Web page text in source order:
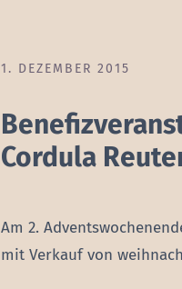
1. DEZEMBER 2015
Cordula
Am 2.
mit Verkauf von